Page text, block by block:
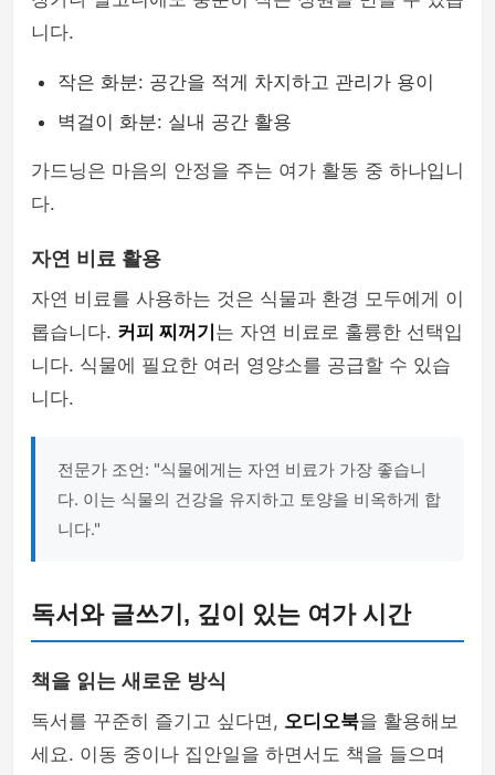
니다.
작은 화분: 공간을 적게 차지하고 관리가 용이
벽걸이 화분: 실내 공간 활용
가드닝은 마음의 안정을 주는 여가 활동 중 하나입니
다.
자연 비료 활용
자연 비료를 사용하는 것은 식물과 환경 모두에게 이
롭습니다. 커피 찌꺼기 는 자연 비료로 훌륭한 선택입
니다. 식물에 필요한 여러 영양소를 공급할 수 있습
니다.
전문가 조언: "식물에게는 자연 비료가 가장 좋습니
다. 이는 식물의 건강을 유지하고 토양을 비옥하게 합
니다."
독서와 글쓰기, 깊이 있는 여가 시간
책을 읽는 새로운 방식
독서를 꾸준히 즐기고 싶다면, 오디오북을 활용해보
세요. 이동 중이나 집안일을 하면서도 책을 들으며